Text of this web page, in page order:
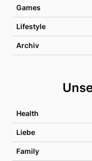
Games
Lifestyle
Archiv
Health
Liebe
Family